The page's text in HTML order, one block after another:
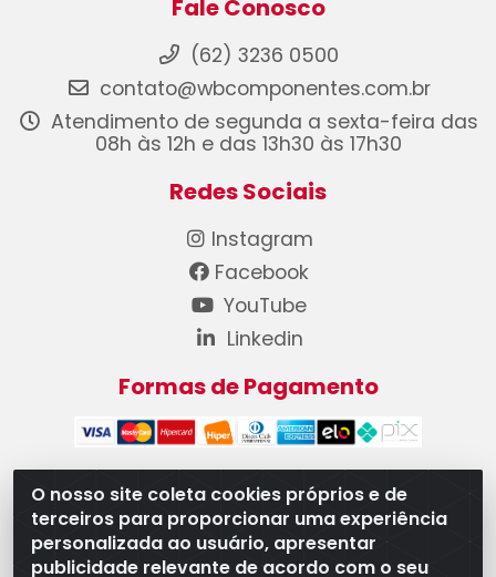
O nosso site coleta cookies próprios e de
terceiros para proporcionar uma experiência
personalizada ao usuário, apresentar
publicidade relevante de acordo com o seu
Fale Conosco
(62) 3236 0500
contato@wbcomponentes.com.br
Atendimento de segunda a sexta-feira das
08h às 12h e das 13h30 às 17h30
Redes Sociais
Instagram
Facebook
YouTube
Linkedin
Formas de Pagamento
WB Componentes Automotivos LTDA - CNPJ
08.528.393/0001-12 - Rua do Níquel, 667 - Parque
Oeste Industrial, Goiânia/GO - CEP 74375-660